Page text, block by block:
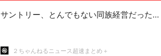
サントリー、とんでもない同族経営だった…
２ちゃんねるニュース超速まとめ＋